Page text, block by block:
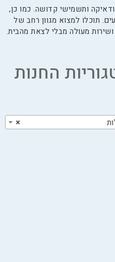
ותשמישי קדושה. כמו כן,
תוכלו למצוא מגוון רחב של
מעולה מבלי לצאת מהבית.
החנות
×